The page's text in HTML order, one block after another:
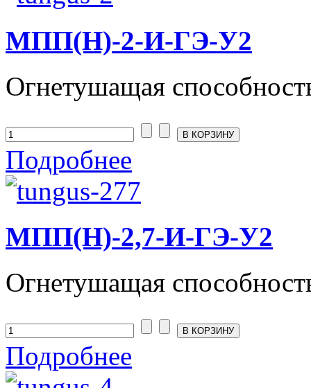
МПП(Н)-2-И-ГЭ-У2
Огнетушащая
Подробнее
МПП(Н)-2,7-И-ГЭ-У2
Огнетушащая
Подробнее